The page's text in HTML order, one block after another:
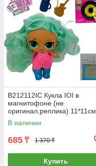
B212112IC Кукла IOI в
магнитофоне (не
оригинал,реплика) 11*11см
В наличии
685 ₸ 1 370 ₸
Купить